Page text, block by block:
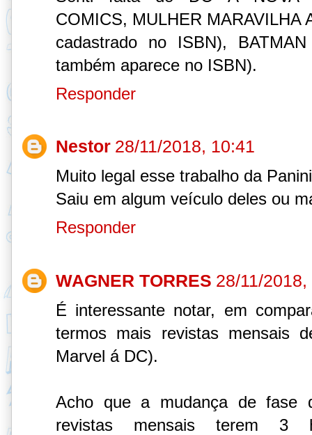
COMICS, MULHER MARAVILHA
cadastrado no ISBN),
também aparece no ISBN).
Responder
Nestor 28/11/2018, 10:41
Muito legal esse trabalho da
Saiu em algum veículo deles ou
Responder
WAGNER TORRES 28/11/2018,
É interessante notar, em
termos mais revistas mensais
Marvel á DC).
Acho que a mudança de fase
revistas mensais terem 3